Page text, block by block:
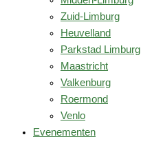
Zuid-Limburg
Heuvelland
Parkstad Limburg
Maastricht
Valkenburg
Roermond
Venlo
Evenementen